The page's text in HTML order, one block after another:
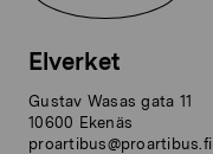
Elverket
Gustav Wasas gata 11
10600 Ekenäs
proartibus@proartibus.fi